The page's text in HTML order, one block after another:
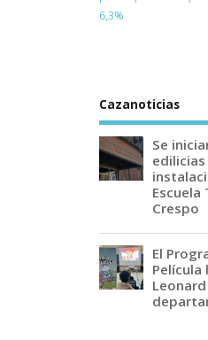
6,3%
Cazanoticias
Se
Escuela
Crespo
El
Película